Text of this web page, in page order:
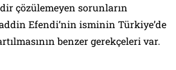
çözülemeyen sorunların
Efendi’nin isminin Türkiye’de
benzer gerekçeleri var.